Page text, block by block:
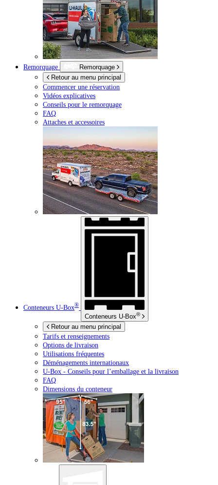
Remorquage
Remorquage
Retour au menu principal
Commencer une réservation
Vidéos explicatives
Conseils pour le remorquage
FAQ
Attaches et accessoires
Conteneurs U-Box®
Conteneurs U-Box®
Retour au menu principal
Tarifs et renseignements
Options de livraison
Utilisations fréquentes
Déménagements internationaux
U-Box - Conseils pour l’emballage et la livraison
FAQ
Dimensions du conteneur